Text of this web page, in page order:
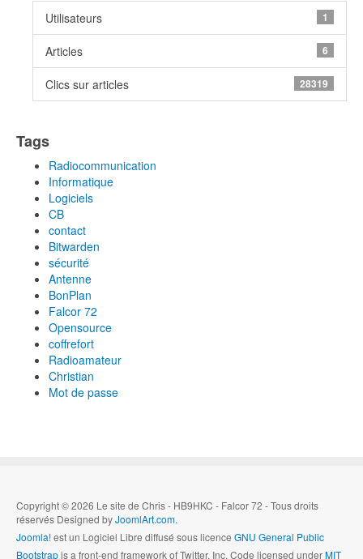
Utilisateurs 1
Articles 6
Clics sur articles 28319
Tags
Radiocommunication
Informatique
Logiciels
CB
contact
Bitwarden
sécurité
Antenne
BonPlan
Falcor 72
Opensource
coffrefort
Radioamateur
Christian
Mot de passe
Copyright © 2026 Le site de Chris - HB9HKC - Falcor 72 - Tous droits
réservés Designed byJoomlArt.com.
Joomla!est un Logiciel Libre diffusé sous licence GNU General Public
Bootstrapis a front-end framework of Twitter, Inc. Code licensed underMIT